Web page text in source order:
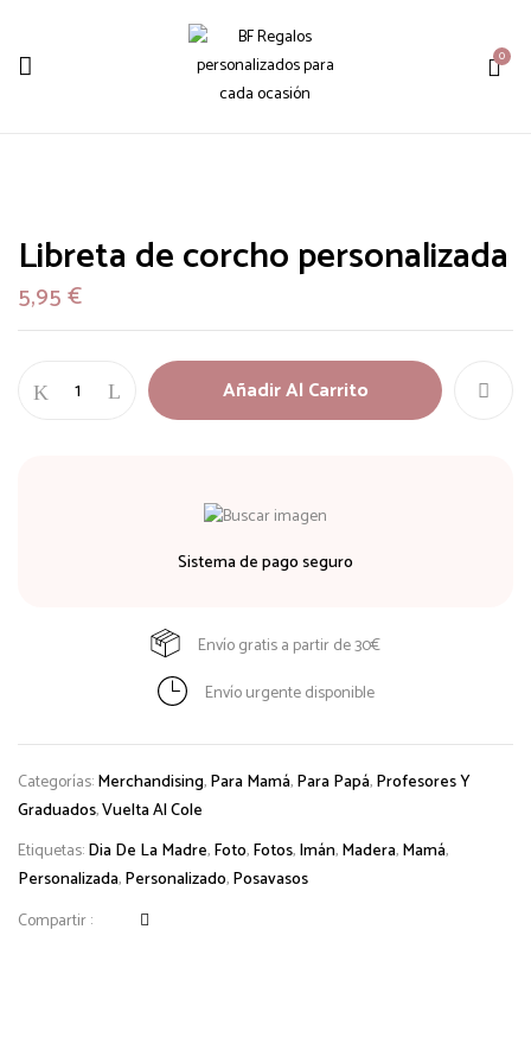
0
Libreta de corcho personalizada
5,95€
Añadir Al Carrito
Sistema de pago seguro
Envío gratis a partir de 30€
Envío urgente disponible
Categorías:Merchandising,Para Mamá,Para Papá,Profesores Y
Graduados,Vuelta Al Cole
Etiquetas:Dia De La Madre,Foto,Fotos,Imán,Madera,Mamá,
Personalizada,Personalizado,Posavasos
Compartir :